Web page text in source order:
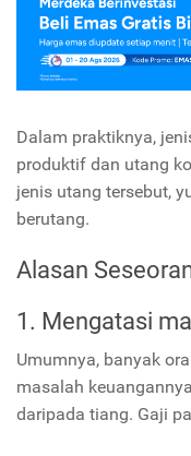
Dalam praktiknya,
produktif dan utang
jenis utang tersebut,
berutang.
Alasan
1. Mengatasi
Umumnya, banyak
masalah
daripada tiang. Gaji